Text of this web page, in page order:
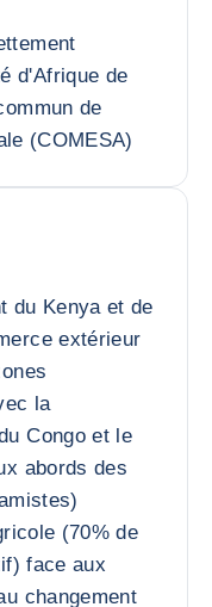
d'Afrique de
de
(COMESA)
du Kenya et de
extérieur
la
Congo et le
abords des
(70% de
face aux
changement